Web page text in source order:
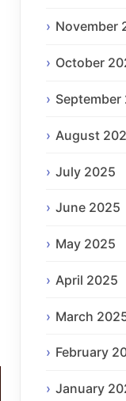
November
October
September
August
July 2025
June 2025
May 2025
April 2025
March
February
January